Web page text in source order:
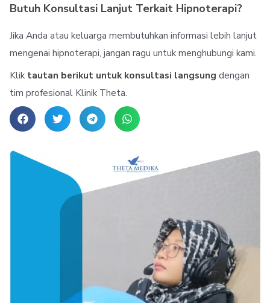
Butuh Konsultasi Lanjut Terkait Hipnoterapi?
Jika Anda atau keluarga membutuhkan informasi lebih lanjut
mengenai hipnoterapi, jangan ragu untuk menghubungi kami.
Klik tautan berikut untuk konsultasi langsung dengan
tim profesional Klinik Theta.